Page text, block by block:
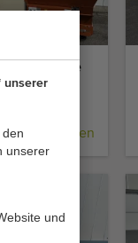
unserer
unserer
und
Hinzufügen